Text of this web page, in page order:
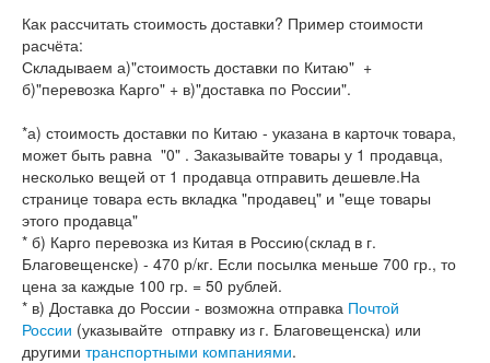
Как рассчитать стоимость доставки? Пример стоимости
расчёта:
Складываем а)"стоимость доставки по Китаю" +
б)"перевозка Карго" + в)"доставка по России".
*а) стоимость доставки по Китаю - указана в карточк товара,
может быть равна "0" . Заказывайте товары у 1 продавца,
несколько вещей от 1 продавца отправить дешевле.На
странице товара есть вкладка "продавец" и "еще товары
этого продавца"
* б) Карго перевозка из Китая в Россию(склад в г.
Благовещенске) - 470 р/кг. Если посылка меньше 700 гр., то
цена за каждые 100 гр. = 50 рублей.
* в) Доставка до России - возможна отправка Почтой
России (указывайте отправку из г. Благовещенска) или
другими транспортными компаниями.